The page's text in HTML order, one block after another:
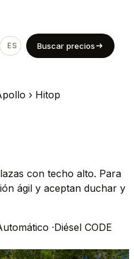
ES EN
Buscar precios
› Hitop
con techo alto. Para
ágil y aceptan duchar y
·Diésel CODE